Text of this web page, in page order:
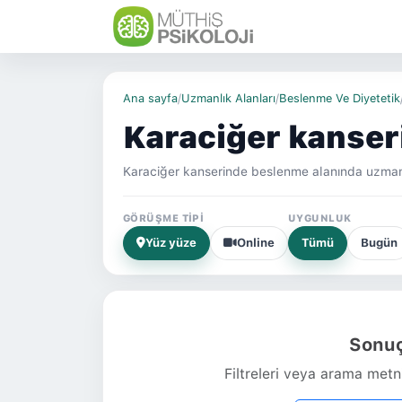
Ana sayfa/Uzmanlık Alanları/Beslenme Ve Diyetetik
Karaciğer
Karaciğer kanserinde beslenme alanında
GÖRÜŞME TIPI
Yüz yüze Online
UYGUNLUK
Tümü Bugün
Filtreleri veya arama